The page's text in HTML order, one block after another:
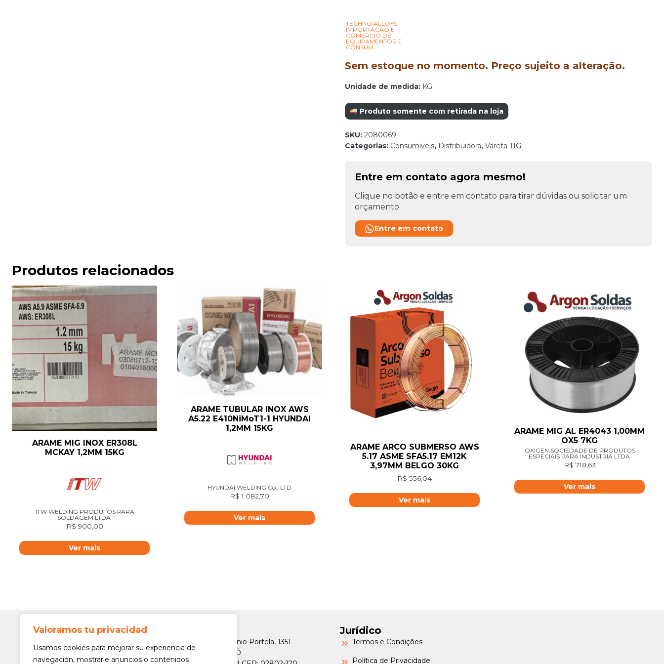
Valoramos tu privacidad
Usamos cookies para mejorar su experiencia de
navegación, mostrarle anuncios o contenidos
TECHNO ALLOYS
IMPORTACAO E
COMERCIO DE
EQUIPAMENTOS E
CONSUM
Sem estoque no momento. Preço sujeito a alteração.
Unidade de medida:KG
Produto somente com retirada na loja
SKU: 2080069
Categorias: Consumiveis, Distribuidora, Vareta TIG
Entre em contato agora mesmo!
Clique no botão e entre em contato para tirar dúvidas ou solicitar um
orçamento
Entre em contato
Produtos relacionados
ARAME MIG INOX ER308L
MCKAY 1,2MM 15KG
ITW WELDING PRODUTOS PARA
SOLDAGEM LTDA
R$ 900,00
Ver mais
ARAME TUBULAR INOX AWS
A5.22 E410NiMoT1-1 HYUNDAI
1,2MM 15KG
HYUNDAI WELDING Co., LTD
R$ 1.082,70
Ver mais
ARAME ARCO SUBMERSO AWS
5.17 ASME SFA5.17 EM12K
3,97MM BELGO 30KG
R$ 556,04
Ver mais
ARAME MIG AL ER4043 1,00MM
OX5 7KG
OXIGEN SOCIEDADE DE PRODUTOS
ESPECIAIS PARA INDUSTRIA LTDA
R$ 718,63
Ver mais
Av. Min. Petrônio Portela, 1351
Freguesia do Ó
Jurídico
Termos e Condições
Política de Privacidade